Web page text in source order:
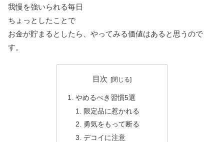
我慢を強いられる毎日
ちょっとしたことで
お金が貯まるとしたら、やってみる価値はあると思うので
す。
目次
やめるべき習慣5選
限定品に惹かれる
勇気をもって断る
デコイに注意